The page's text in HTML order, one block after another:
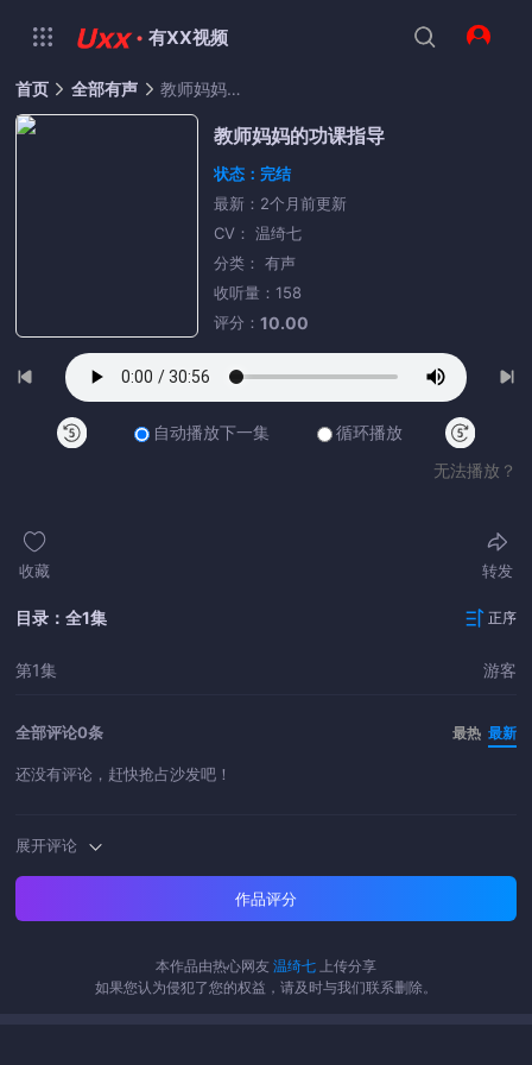
· 有XX视频
首页 全部有声 教师妈妈的功课指导
教师妈妈的功课指导
状态：完结
最新：2个月前更新
CV： 温绮七
分类： 有声
收听量：158
评分： 10.00
自动播放下一集
循环播放
无法播放？
收藏 转发
目录：全1集 正序
第1集 游客
全部评论0条 最热 最新
还没有评论，赶快抢占沙发吧！
展开评论
作品评分
本作品由热心网友 温绮七 上传分享
如果您认为侵犯了您的权益，请及时与我们联系删除。